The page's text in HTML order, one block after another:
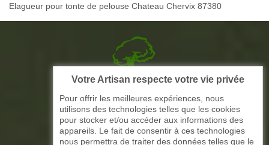
Elagueur pour tonte de pelouse Chateau Chervix 87380
Picque elagage 87
ARTISAN ELAGAGE ET PAYSAGISTE
Votre Artisan respecte votre vie privée
Pour offrir les meilleures expériences, nous
utilisons des technologies telles que les cookies
pour stocker et/ou accéder aux informations des
appareils. Le fait de consentir à ces technologies
nous permettra de traiter des données telles que le